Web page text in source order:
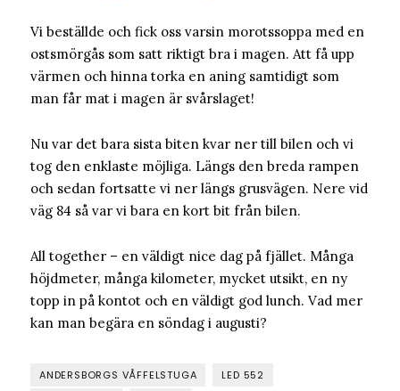
Vi beställde och fick oss varsin morotssoppa med en
ostsmörgås som satt riktigt bra i magen. Att få upp
värmen och hinna torka en aning samtidigt som
man får mat i magen är svårslaget!
Nu var det bara sista biten kvar ner till bilen och vi
tog den enklaste möjliga. Längs den breda rampen
och sedan fortsatte vi ner längs grusvägen. Nere vid
väg 84 så var vi bara en kort bit från bilen.
All together – en väldigt nice dag på fjället. Många
höjdmeter, många kilometer, mycket utsikt, en ny
topp in på kontot och en väldigt god lunch. Vad mer
kan man begära en söndag i augusti?
ANDERSBORGS VÅFFELSTUGA LED 552